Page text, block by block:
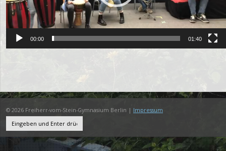
00:00 01:40
© 2026 Freiherr-vom-Stein-Gymnasium Berlin | Impressum